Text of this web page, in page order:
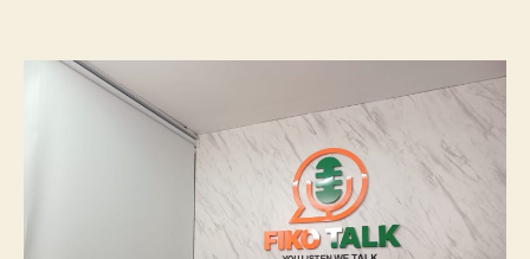
Silaturahmi
Fikom
Unissula,
Pelajari
RPL
dan
Tinjau